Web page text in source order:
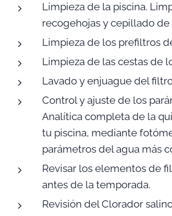
Limpieza de la piscina.
recogehojas y cepillado de
Limpieza de los prefiltros
Limpieza de las cestas de
Lavado y enjuague del
Control y ajuste de los
Analítica completa de la
tu piscina, mediante
parámetros del agua más
Revisar los elementos de
antes de la temporada.
Revisión del Clorador